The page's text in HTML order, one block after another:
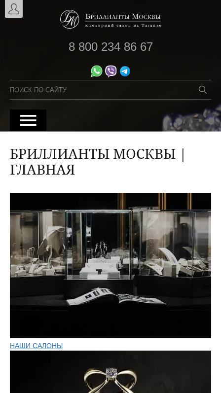
8 800 234 86 67
БРИЛЛИАНТЫ МОСКВЫ |
ГЛАВНАЯ
НАШИ САЛОНЫ